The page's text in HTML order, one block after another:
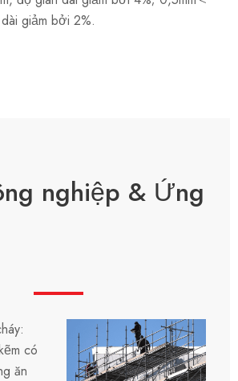
giảm bởi 2%.
nghiệp & Ứng
có
ăn